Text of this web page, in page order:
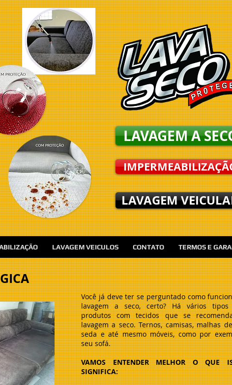
LAVAGEM A
LAVAGEM
LAVAGEM VEICULOS CONTATO TERMOS E
Você já deve ter se perguntado como
lavagem a seco, certo? Há vários
produtos com tecidos que se
lavagem a seco. Ternos, camisas, malhas
seda e até mesmo móveis, como por
seu sofá.
VAMOS ENTENDER MELHOR O QUE
SIGNIFICA: